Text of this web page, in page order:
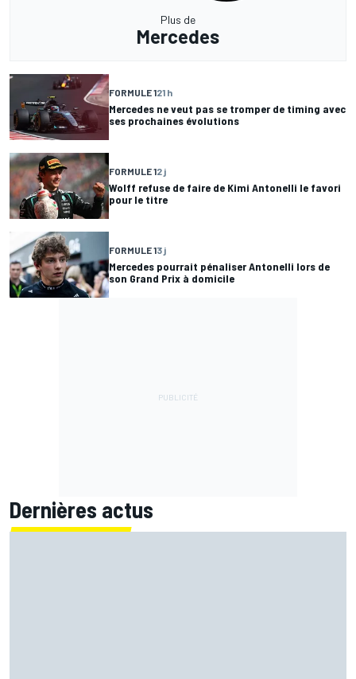
Plus de
Mercedes
FORMULE 121 h
Mercedes ne veut pas se tromper de timing avec
ses prochaines évolutions
FORMULE 12 j
Wolff refuse de faire de Kimi Antonelli le favori
pour le titre
FORMULE 13 j
Mercedes pourrait pénaliser Antonelli lors de
son Grand Prix à domicile
Dernières actus